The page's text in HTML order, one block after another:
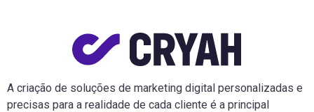
A criação de soluções de marketing digital personalizadas e
precisas para a realidade de cada cliente é a principal